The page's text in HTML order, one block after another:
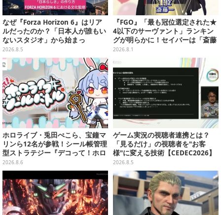
なぜ『Forza Horizon 6』はリア
ルだったのか？「日本人が誰もい
ないスタジオ」から始まっ
た、“生活感のある日本"の作り方
【CEDEC2026】
2026.8.5
『FGO』「最も冠位選定された★
4以下のサーヴァント」ランキン
グが明らかに！セイバーは「斎藤
一」が第1位に、アーチャーは★3
2026.8.1
ホロライブ・兎田ぺこら、宝鐘マ
リンら12名が参戦！シール帳管理
型ストラテジー『デコって！ホロ
ライブシールバトル』Steamスト
アページ公開
2026.8.6
ゲーム実況の視聴者連携とは？
「見るだけ」の視聴者を"お客
様"に変える技術【CEDEC2026】
2026.8.5